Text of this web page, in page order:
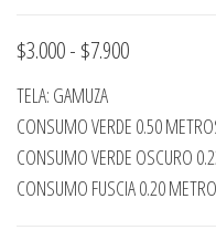
$3.000- $7.900Rango
precios:
desde
$3.000
TELA: GAMUZA
CONSUMO VERDE 0.50
CONSUMO VERDE OSCURO
CONSUMO FUSCIA 0.20